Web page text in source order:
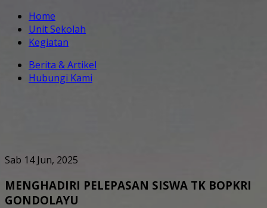
Home
Unit Sekolah
Kegiatan
Berita & Artikel
Hubungi Kami
Sab 14 Jun, 2025
MENGHADIRI PELEPASAN SISWA TK BOPKRI
GONDOLAYU